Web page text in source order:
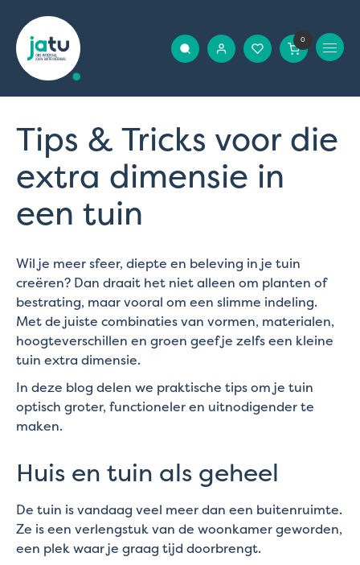
0
Tips & Tricks voor die
extra dimensie in
een tuin
Wil je meer sfeer, diepte en beleving in je tuin
creëren? Dan draait het niet alleen om planten of
bestrating, maar vooral om een slimme indeling.
Met de juiste combinaties van vormen, materialen,
hoogteverschillen en groen geef je zelfs een kleine
tuin extra dimensie.
In deze blog delen we praktische tips om je tuin
optisch groter, functioneler en uitnodigender te
maken.
Huis en tuin als geheel
De tuin is vandaag veel meer dan een buitenruimte.
Ze is een verlengstuk van de woonkamer geworden,
een plek waar je graag tijd doorbrengt.